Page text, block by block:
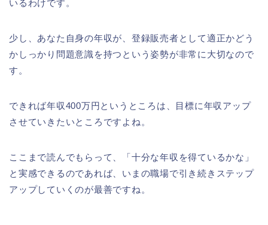
いるわけです。
少し、あなた自身の年収が、登録販売者として適正かどう
かしっかり問題意識を持つという姿勢が非常に大切なので
す。
できれば年収400万円というところは、目標に年収アップ
させていきたいところですよね。
ここまで読んでもらって、「十分な年収を得ているかな」
と実感できるのであれば、いまの職場で引き続きステップ
アップしていくのが最善ですね。